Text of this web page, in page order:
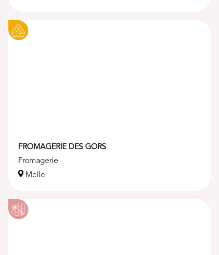
FROMAGERIE DES GORS
Fromagerie
Melle